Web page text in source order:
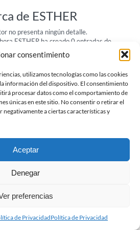
consentimiento
utilizamos tecnologías como las cookies
información del dispositivo. El consentimiento
procesar datos como el comportamiento de
únicas en este sitio. No consentir o retirar el
a ciertas características y
Aceptar
Denegar
preferencias
de PrivacidadPolítica de Privacidad
de ESTHER
no presenta ningún detalle.
ESTHER ha creado 0 entradas de
de Datos